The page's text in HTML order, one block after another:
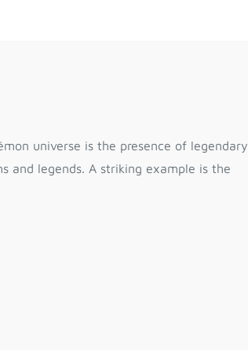
universe is the presence of legendary
and legends. A striking example is the